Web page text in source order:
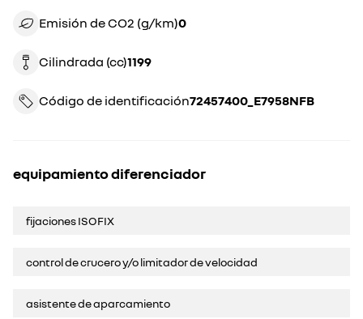
Emisión de CO2 (g/km)0
Cilindrada (cc) 1199
Código de identificación 72457400_E7958NFB
equipamiento diferenciador
fijaciones ISOFIX
control de crucero y/o limitador de velocidad
asistente de aparcamiento